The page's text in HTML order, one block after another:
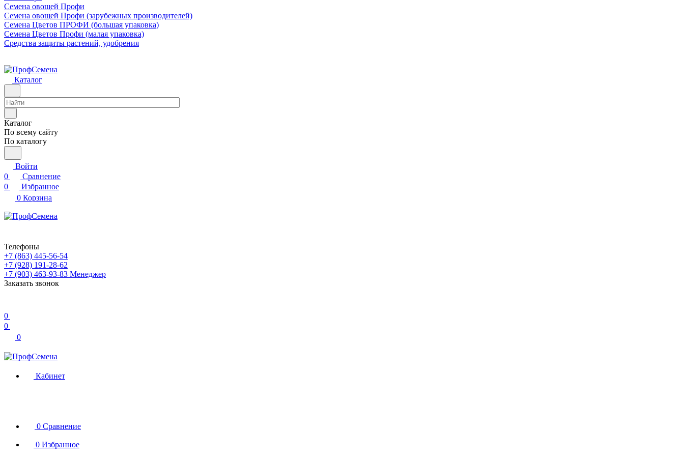
Семена овощей Профи
Семена овощей Профи (зарубежных производителей)
Семена Цветов ПРОФИ (большая упаковка)
Семена Цветов Профи (малая упаковка)
Средства защиты растений, удобрения
Каталог
Каталог
По всему сайту
По каталогу
Войти
0
Сравнение
0
Избранное
0 Корзина
Телефоны
+7 (863) 445-56-54
+7 (928) 191-28-62
+7 (903) 463-93-83 Менеджер
Заказать звонок
0
0
0
Кабинет
0 Сравнение
0 Избранное